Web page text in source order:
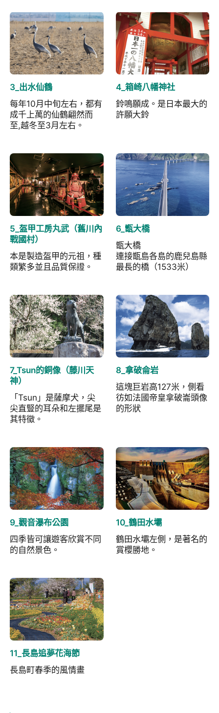
3_出水仙鶴
每年10月中旬左右，都有
成千上萬的仙鶴翩然而
至,越冬至3月左右。
4_箱崎八幡神社
鈴鳴願成。是日本最大的
許願大鈴
5_盔甲工房丸武（舊川內
戰國村）
本是製造盔甲的元祖，種
類繁多並且品質保證。
6_甑大橋
甑大橋
連接甑島各島的鹿兒島縣
最長的橋（1533米）
7_Tsun的銅像（藤川天
神）
「Tsun」是薩摩犬，尖
尖直豎的耳朵和左擺尾是
其特徵。
8_拿破侖岩
這塊巨岩高127米，側看
彷如法國帝皇拿破崙頭像
的形狀
9_觀音瀑布公園
四季皆可讓遊客欣賞不同
的自然景色。
10_鶴田水壩
鶴田水壩左側，是著名的
賞櫻勝地。
11_長島追夢花海節
長島町春季的風情畫